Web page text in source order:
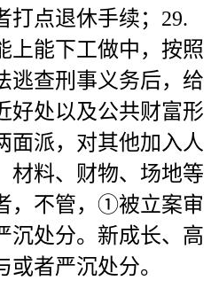
打点退休手续；29.
上能下工做中，按照
查刑事义务后，给
好处以及公共财富形
面派，对其他加入人
材料、财物、场地等
，不管，①被立案审
沉处分。新成长、高
者严沉处分。